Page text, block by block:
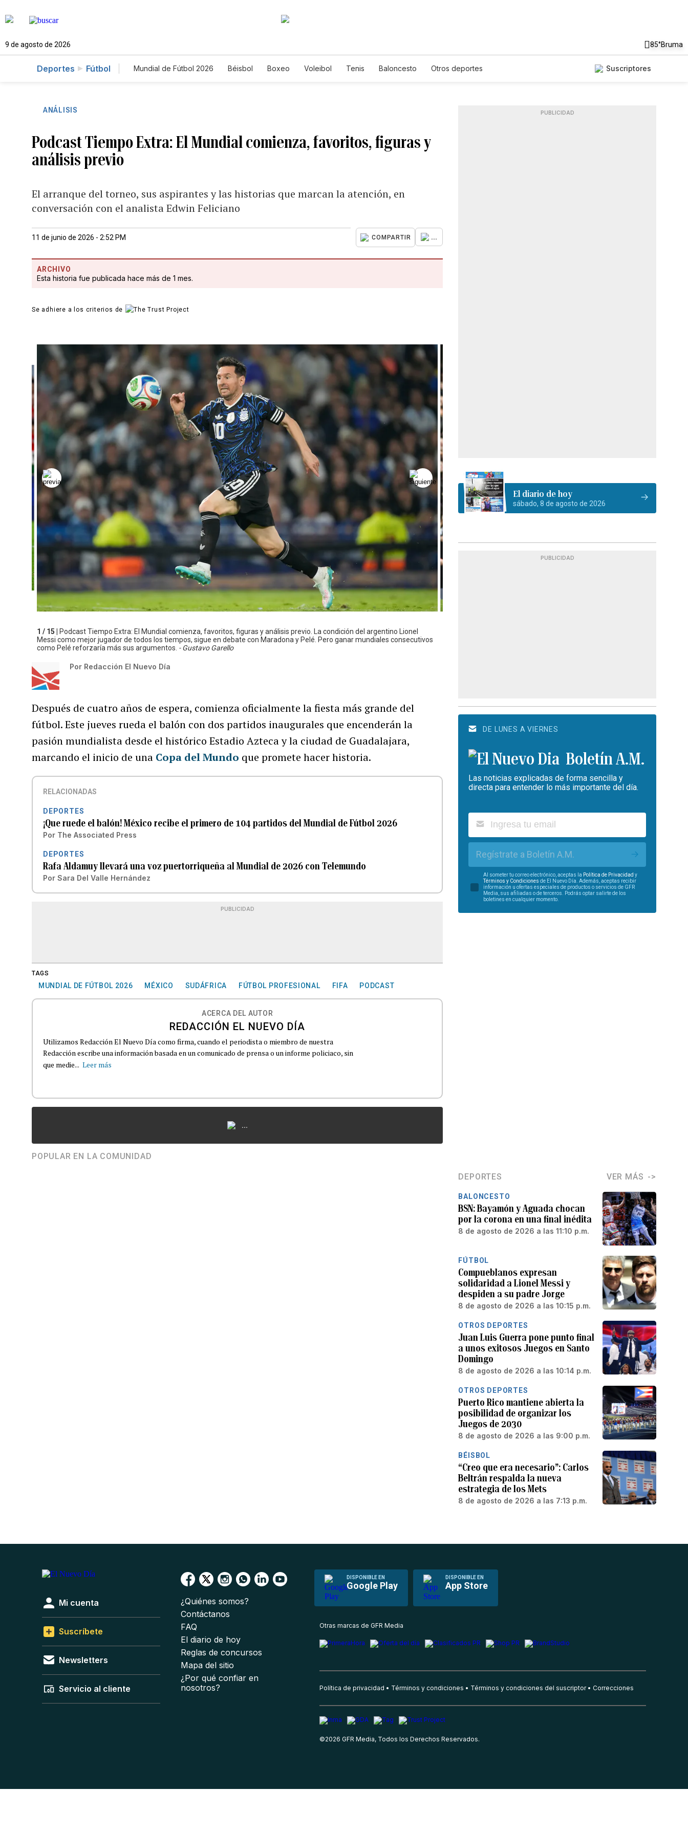
9 de agosto de 2026 85°Bruma
Deportes Fútbol Mundial de Fútbol 2026 Béisbol Boxeo Voleibol Tenis Baloncesto Otros deportes Suscriptores
ANÁLISIS
Podcast Tiempo Extra: El Mundial comienza, favoritos, figuras y
análisis previo
El arranque del torneo, sus aspirantes y las historias que marcan la atención, en
conversación con el analista Edwin Feliciano
11 de junio de 2026 - 2:52 PM COMPARTIR ...
ARCHIVO
Esta historia fue publicada hace más de 1 mes.
Se adhiere a los criterios de
1 / 15 |
Podcast Tiempo Extra: El Mundial comienza, favoritos, figuras y análisis previo. La condición del argentino Lionel
Messi como mejor jugador de todos los tiempos, sigue en debate con Maradona y Pelé. Pero ganar mundiales consecutivos
como Pelé reforzaría más sus argumentos. - Gustavo Garello
Por Redacción El Nuevo Día
Después de cuatro años de espera, comienza oficialmente la fiesta más grande del
fútbol. Este jueves rueda el balón con dos partidos inaugurales que encenderán la
pasión mundialista desde el histórico Estadio Azteca y la ciudad de Guadalajara,
marcando el inicio de una Copa del Mundo que promete hacer historia.
RELACIONADAS
DEPORTES
¡Que ruede el balón! México recibe el primero de 104 partidos del Mundial de Fútbol 2026
Por The Associated Press
DEPORTES
Rafa Aldamuy llevará una voz puertorriqueña al Mundial de 2026 con Telemundo
Por Sara Del Valle Hernández
PUBLICIDAD
TAGS
MUNDIAL DE FÚTBOL 2026 MÉXICO SUDÁFRICA FÚTBOL PROFESIONAL FIFA PODCAST
ACERCA DEL AUTOR
REDACCIÓN EL NUEVO DÍA
Utilizamos Redacción El Nuevo Día como firma, cuando el periodista o miembro de nuestra
Redacción escribe una información basada en un comunicado de prensa o un informe policiaco, sin
que medie... Leer más
...
POPULAR EN LA COMUNIDAD
PUBLICIDAD
El diario de hoy
sábado, 8 de agosto de 2026
PUBLICIDAD
DE LUNES A VIERNES
Boletín A.M.
Las noticias explicadas de forma sencilla y
directa para entender lo más importante del día.
Regístrate a Boletín A.M.
Al someter tu correo electrónico, aceptas la Política de Privacidad y
Términos y Condiciones de El Nuevo Día. Además, aceptas recibir
información u ofertas especiales de productos o servicios de GFR
Media, sus afiliadas o de terceros. Podrás optar salirte de los
boletines en cualquier momento.
DEPORTES VER MÁS
BALONCESTO
BSN: Bayamón y Aguada chocan
por la corona en una final inédita
8 de agosto de 2026 a las 11:10 p.m.
FÚTBOL
Compueblanos expresan
solidaridad a Lionel Messi y
despiden a su padre Jorge
8 de agosto de 2026 a las 10:15 p.m.
OTROS DEPORTES
Juan Luis Guerra pone punto final
a unos exitosos Juegos en Santo
Domingo
8 de agosto de 2026 a las 10:14 p.m.
OTROS DEPORTES
Puerto Rico mantiene abierta la
posibilidad de organizar los
Juegos de 2030
8 de agosto de 2026 a las 9:00 p.m.
BÉISBOL
“Creo que era necesario”: Carlos
Beltrán respalda la nueva
estrategia de los Mets
8 de agosto de 2026 a las 7:13 p.m.
DISPONIBLE EN
Google Play
DISPONIBLE EN
App Store
Mi cuenta
Suscríbete
Newsletters
Servicio al cliente
¿Quiénes somos?
Contáctanos
FAQ
El diario de hoy
Reglas de concursos
Mapa del sitio
¿Por qué confiar en
nosotros?
Otras marcas de GFR Media
Política de privacidad Términos y condiciones Términos y condiciones del suscriptor Correcciones
©2026 GFR Media, Todos los Derechos Reservados.